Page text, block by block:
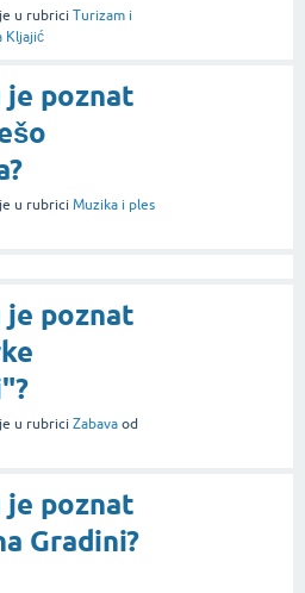
u rubrici Turizam i
Kljajić
je poznat
u rubrici Muzika i ples
je poznat
u rubrici Zabava od
je poznat
Gradini?